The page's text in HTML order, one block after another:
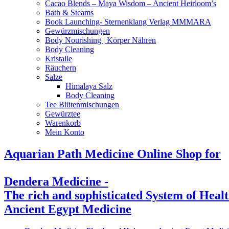
Cacao Blends – Maya Wisdom – Ancient Heirloom’s
Bath & Steams
Book Launching- Sternenklang Verlag MMMARA
Gewürzmischungen
Body Nourishing | Körper Nähren
Body Cleaning
Kristalle
Räuchern
Salze
Himalaya Salz
Body Cleaning
Tee Blütenmischungen
Gewürztee
Warenkorb
Mein Konto
Aquarian Path Medicine Online Shop for
Dendera Medicine -
The rich and sophisticated System of
Ancient Egypt Medicine